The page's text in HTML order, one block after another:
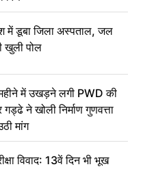
में डूबा जिला अस्पताल, जल
खुली पोल
में उखड़ने लगी PWD की
ने खोली निर्माण गुणवत्ता
मांग
विवाद: 13वें दिन भी भूख